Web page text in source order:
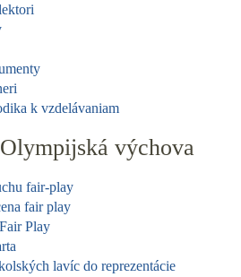
k vzdelávaniam
Olympijská výchova
fair-play
fair play
Play
lavíc do reprezentácie